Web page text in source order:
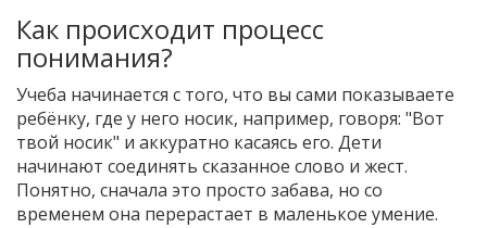
Как происходит процесс
понимания?
Учеба начинается с того, что вы сами показываете
ребёнку, где у него носик, например, говоря: "Вот
твой носик" и аккуратно касаясь его. Дети
начинают соединять сказанное слово и жест.
Понятно, сначала это просто забава, но со
временем она перерастает в маленькое умение.